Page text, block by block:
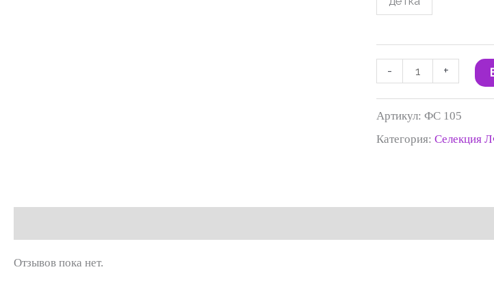
- +
Артикул:ФС 105
Категория:Селекция
Отзывов пока нет.